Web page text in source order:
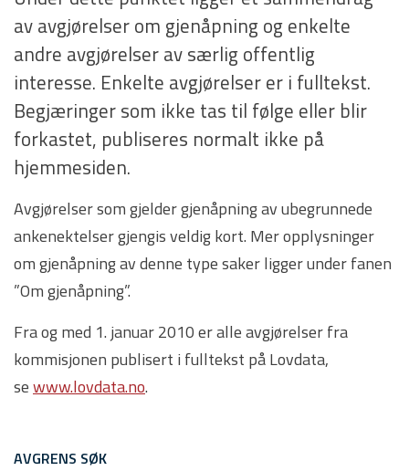
av avgjørelser om gjenåpning og enkelte
andre avgjørelser av særlig offentlig
interesse. Enkelte avgjørelser er i fulltekst.
Begjæringer som ikke tas til følge eller blir
forkastet, publiseres normalt ikke på
hjemmesiden.
Avgjørelser som gjelder gjenåpning av ubegrunnede
ankenektelser gjengis veldig kort. Mer opplysninger
om gjenåpning av denne type saker ligger under fanen
”Om gjenåpning”.
Fra og med 1. januar 2010 er alle avgjørelser fra
kommisjonen publisert i fulltekst på Lovdata,
sewww.lovdata.no.
AVGRENS SØK